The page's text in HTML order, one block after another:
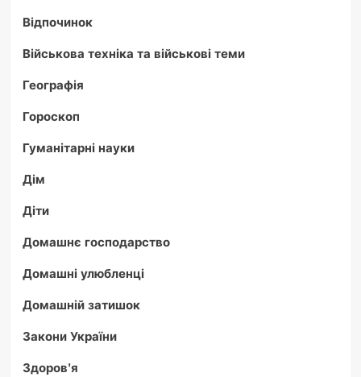
Відпочинок
Військова техніка та військові теми
Географія
Гороскоп
Гуманітарні науки
Дім
Діти
Домашнє господарство
Домашні улюбленці
Домашній затишок
Закони України
Здоров'я